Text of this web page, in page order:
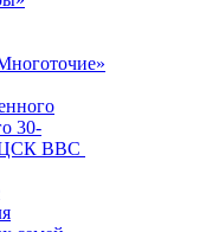
30-
ЦСК ВВС